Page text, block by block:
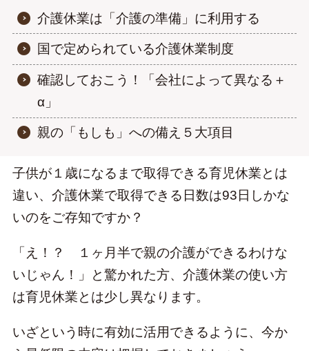
FacebookInstagramYouTube
介護休業は「介護の準備」に利用する
国で定められている介護休業制度
確認しておこう！「会社によって異なる＋
α」
親の「もしも」への備え５大項目
子供が１歳になるまで取得できる育児休業とは
違い、介護休業で取得できる日数は93日しかな
いのをご存知ですか？
「え！？ １ヶ月半で親の介護ができるわけな
いじゃん！」と驚かれた方、介護休業の使い方
は育児休業とは少し異なります。
いざという時に有効に活用できるように、今か